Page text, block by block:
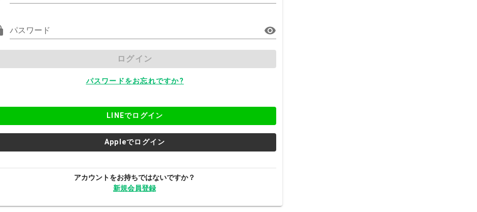
パスワード
ログイン
パスワードをお忘れですか?
LINEでログイン
Appleでログイン
アカウントをお持ちではないですか？
新規会員登録